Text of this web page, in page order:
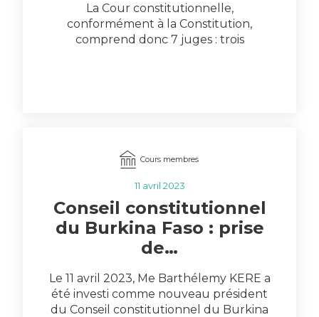
La Cour constitutionnelle,
conformément à la Constitution,
comprend donc 7 juges : trois
Cours membres
11 avril 2023
Conseil constitutionnel
du Burkina Faso : prise
de…
Le 11 avril 2023, Me Barthélemy KERE a
été investi comme nouveau président
du Conseil constitutionnel du Burkina